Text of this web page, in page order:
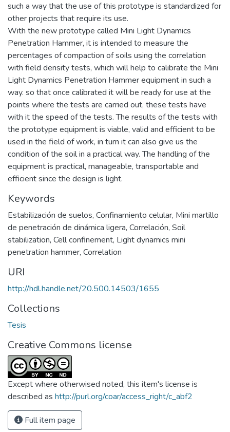
such a way that the use of this prototype is standardized for
other projects that require its use.
With the new prototype called Mini Light Dynamics
Penetration Hammer, it is intended to measure the
percentages of compaction of soils using the correlation
with field density tests, which will help to calibrate the Mini
Light Dynamics Penetration Hammer equipment in such a
way. so that once calibrated it will be ready for use at the
points where the tests are carried out, these tests have
with it the speed of the tests. The results of the tests with
the prototype equipment is viable, valid and efficient to be
used in the field of work, in turn it can also give us the
condition of the soil in a practical way. The handling of the
equipment is practical, manageable, transportable and
efficient since the design is light.
Keywords
Estabilización de suelos, Confinamiento celular, Mini martillo
de penetración de dinámica ligera, Correlación, Soil
stabilization, Cell confinement, Light dynamics mini
penetration hammer, Correlation
URI
http://hdl.handle.net/20.500.14503/1655
Collections
Tesis
Creative Commons license
Except where otherwised noted, this item's license is
described as http://purl.org/coar/access_right/c_abf2
Full item page